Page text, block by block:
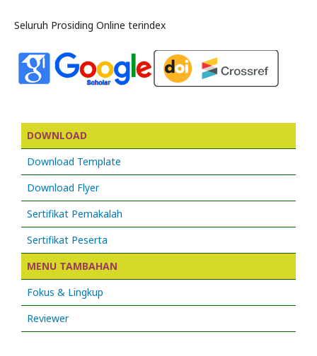
Seluruh Prosiding Online terindex
DOWNLOAD
Download Template
Download Flyer
Sertifikat Pemakalah
Sertifikat Peserta
MENU TAMBAHAN
Fokus & Lingkup
Reviewer